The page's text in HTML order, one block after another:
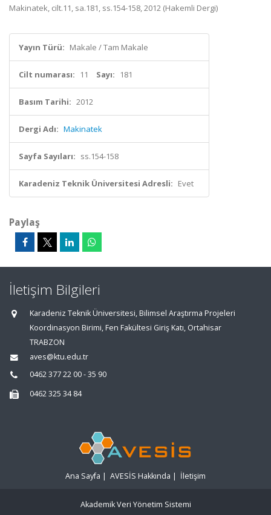
Makinatek, cilt.11, sa.181, ss.154-158, 2012 (Hakemli Dergi)
Yayın Türü: Makale / Tam Makale
Cilt numarası: 11 Sayı: 181
Basım Tarihi: 2012
Dergi Adı: Makinatek
Sayfa Sayıları: ss.154-158
Karadeniz Teknik Üniversitesi Adresli: Evet
Paylaş
İletişim Bilgileri
Karadeniz Teknik Üniversitesi, Bilimsel Araştırma Projeleri
Koordinasyon Birimi, Fen Fakültesi Giriş Katı, Ortahisar
TRABZON
aves@ktu.edu.tr
0462 377 22 00 - 35 90
0462 325 34 84
Ana Sayfa | AVESİS Hakkında | İletişim
Akademik Veri Yönetim Sistemi